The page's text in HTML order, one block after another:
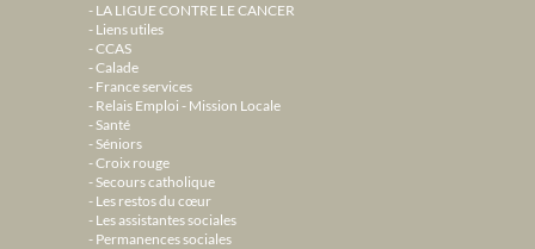
LA LIGUE CONTRE LE CANCER
Liens utiles
CCAS
Calade
France services
Relais Emploi - Mission Locale
Santé
Séniors
Croix rouge
Secours catholique
Les restos du cœur
Les assistantes sociales
Permanences sociales